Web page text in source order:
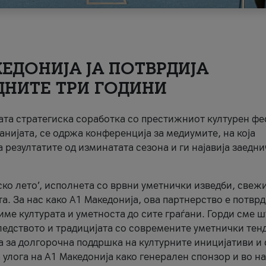
ЈА ПОТВРДИЈА
ТРИ ГОДИНИ
стратегиска соработка со престижниот културен
се одржа конференција за медиумите, на која
од изминатата сезона и ги најавија
лето’, исполнета со врвни уметнички изведби,
За нас како A1 Македонија, ова партнерство е
културата и уметноста до сите граѓани. Горди сме
и традицијата со современите уметнички
за долгорочна поддршка на културните иницијативи и
на A1 Македонија како генерален спонзор и во